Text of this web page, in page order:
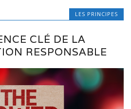
LES PRINCIPES
CLÉ DE LA
RESPONSABLE